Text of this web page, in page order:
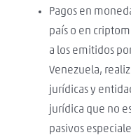
Pagos en
país o en
a los emitidos
Venezuela,
jurídicas y
jurídica que no
pasivos